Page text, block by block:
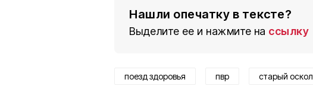
Нашли опечатку в тексте?
Выделите ее и нажмите на ссылку
поезд здоровья пвр старый оскол